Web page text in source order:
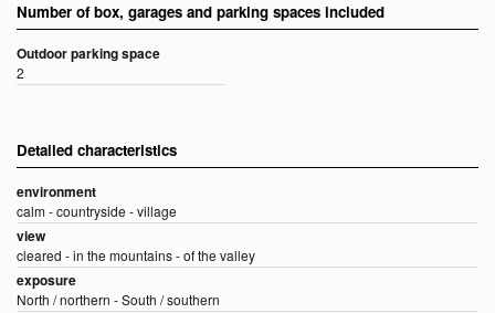
Number of box, garages and parking spaces included
Outdoor parking space
2
Detailed characteristics
environment
calm - countryside - village
view
cleared - in the mountains - of the valley
exposure
North / northern - South / southern